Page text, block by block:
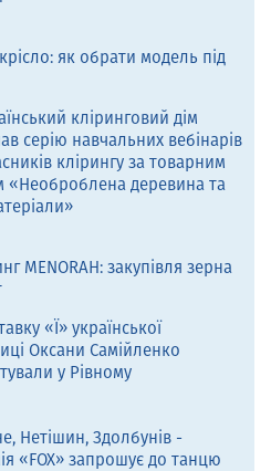
як обрати модель під
кліринговий дім
серію навчальних вебінарів
клірингу за товарним
«Необроблена деревина та
MENORAH: закупівля зерна
«Ї» української
Оксани Самійленко
у Рівному
Нетішин, Здолбунів -
«FOX» запрошує до танцю